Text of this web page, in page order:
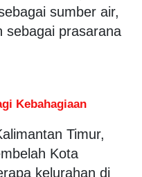
sumber air,
sebagai prasarana
Kebahagiaan
Timur,
Kota
kelurahan di